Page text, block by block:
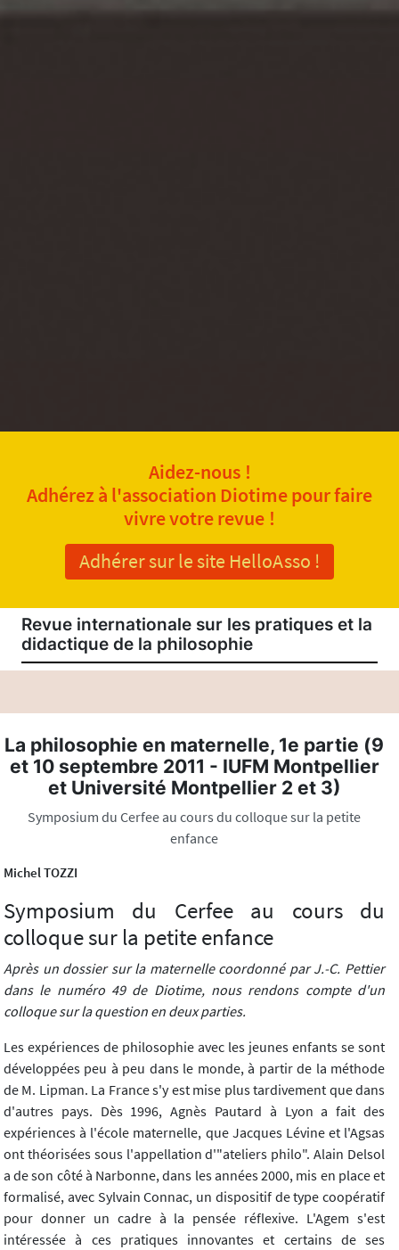
Aidez-nous !
Adhérez à l'association Diotime pour faire
vivre votre revue !
Adhérer sur le site HelloAsso !
Revue internationale sur les pratiques et la
didactique de la philosophie
La philosophie en maternelle, 1e partie (9
et 10 septembre 2011 - IUFM Montpellier
et Université Montpellier 2 et 3)
Symposium du Cerfee au cours du colloque sur la petite
enfance
Michel TOZZI
Symposium du Cerfee au cours du
colloque sur la petite enfance
Après un dossier sur la maternelle coordonné par J.-C. Pettier
dans le numéro 49 de Diotime, nous rendons compte d'un
colloque sur la question en deux parties.
Les expériences de philosophie avec les jeunes enfants se sont
développées peu à peu dans le monde, à partir de la méthode
de M. Lipman. La France s'y est mise plus tardivement que dans
d'autres pays. Dès 1996, Agnès Pautard à Lyon a fait des
expériences à l'école maternelle, que Jacques Lévine et l'Agsas
ont théorisées sous l'appellation d'"ateliers philo". Alain Delsol
a de son côté à Narbonne, dans les années 2000, mis en place et
formalisé, avec Sylvain Connac, un dispositif de type coopératif
pour donner un cadre à la pensée réflexive. L'Agem s'est
intéressée à ces pratiques innovantes et certains de ses